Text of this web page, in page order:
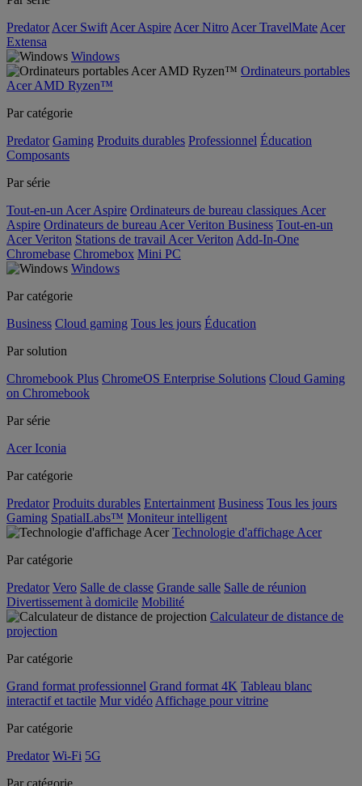
Predator Acer Swift Acer Aspire Acer Nitro Acer TravelMate Acer
Extensa
Windows
Ordinateurs portables
Acer AMD Ryzen™
Par catégorie
Predator Gaming Produits durables Professionnel Éducation
Composants
Par série
Tout-en-un Acer Aspire Ordinateurs de bureau classiques Acer
Aspire Ordinateurs de bureau Acer Veriton Business Tout-en-un
Acer Veriton Stations de travail Acer Veriton Add-In-One
Chromebase Chromebox Mini PC
Windows
Par catégorie
Business Cloud gaming Tous les jours Éducation
Par solution
Chromebook Plus ChromeOS Enterprise Solutions Cloud Gaming
on Chromebook
Par série
Acer Iconia
Par catégorie
Predator Produits durables Entertainment Business Tous les jours
Gaming SpatialLabs™ Moniteur intelligent
Technologie d'affichage Acer
Par catégorie
Predator Vero Salle de classe Grande salle Salle de réunion
Divertissement à domicile Mobilité
Calculateur de distance de
projection
Par catégorie
Grand format professionnel Grand format 4K Tableau blanc
interactif et tactile Mur vidéo Affichage pour vitrine
Par catégorie
Predator Wi-Fi 5G
Par catégorie